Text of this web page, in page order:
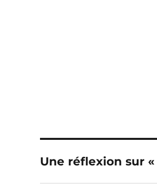
Une réflexion sur